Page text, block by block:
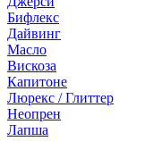
Бифлекс
Дайвинг
Масло
Вискоза
Капитоне
Люрекс / Глиттер
Неопрен
Лапша